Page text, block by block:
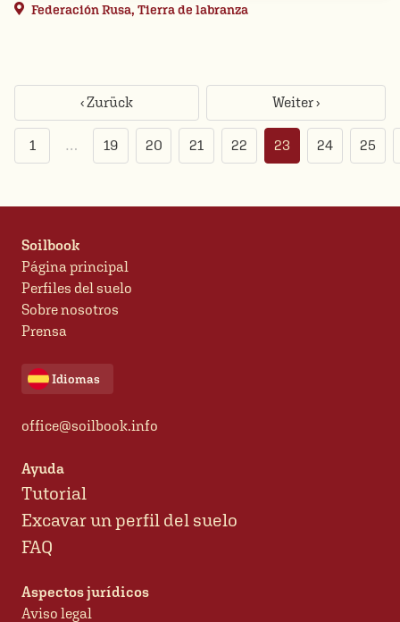
Federación Rusa, Tierra de labranza
‹ Zurück Weiter ›
1 … 19 20 21 22 23 24 25
Soilbook
Página principal
Perfiles del suelo
Sobre nosotros
Prensa
Idiomas
office@soilbook.info
Ayuda
Tutorial
Excavar un perfil del suelo
FAQ
Aspectos jurídicos
Aviso legal